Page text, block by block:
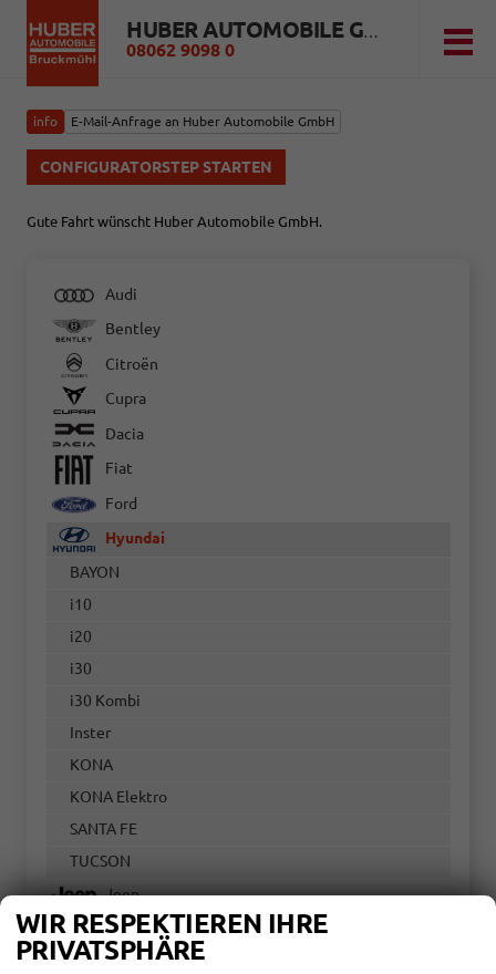
HUBER AUTOMOBILE GMBH
08062 9098 0
info E-Mail-Anfrage an Huber Automobile GmbH
CONFIGURATORSTEP STARTEN
Gute Fahrt wünscht Huber Automobile GmbH.
Audi
Bentley
Citroën
Cupra
Dacia
Fiat
Ford
Hyundai
BAYON
i10
i20
i30
i30 Kombi
Inster
KONA
KONA Elektro
SANTA FE
TUCSON
Jeep
Maxus
Mercedes-Benz
WIR RESPEKTIEREN IHRE
PRIVATSPHÄRE